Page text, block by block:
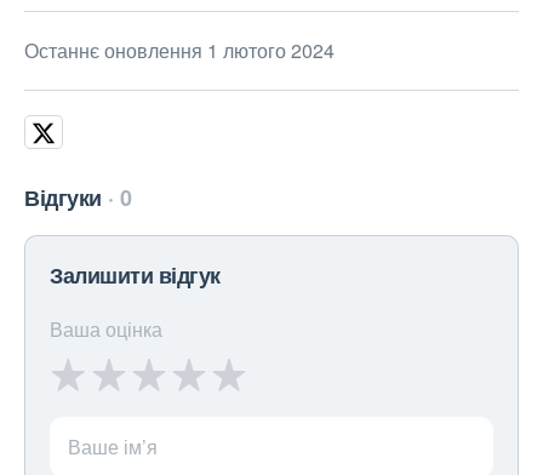
Останнє оновлення 1 лютого 2024
Відгуки 0
Залишити відгук
Ваша оцінка
Ваше ім’я